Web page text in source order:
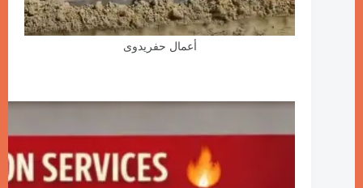
أعمال حفريدوى